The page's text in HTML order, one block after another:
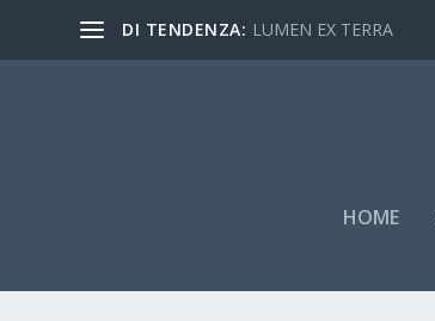
DI TENDENZA: LUMEN EX TERRA
HOME